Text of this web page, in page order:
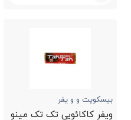
بیسکویت و و یفر
ویفر کاکائویی تک تک مینو